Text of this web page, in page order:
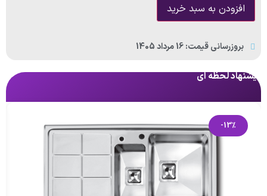
پیشنهاد لحظه ای
-13%
افزودن به سبد خرید
بروزرسانی قیمت: 16 مرداد 1405